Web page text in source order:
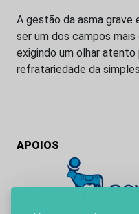
A gestão da asma grave
ser um dos campos
exigindo um olhar atento
refratariedade da
APOIOS